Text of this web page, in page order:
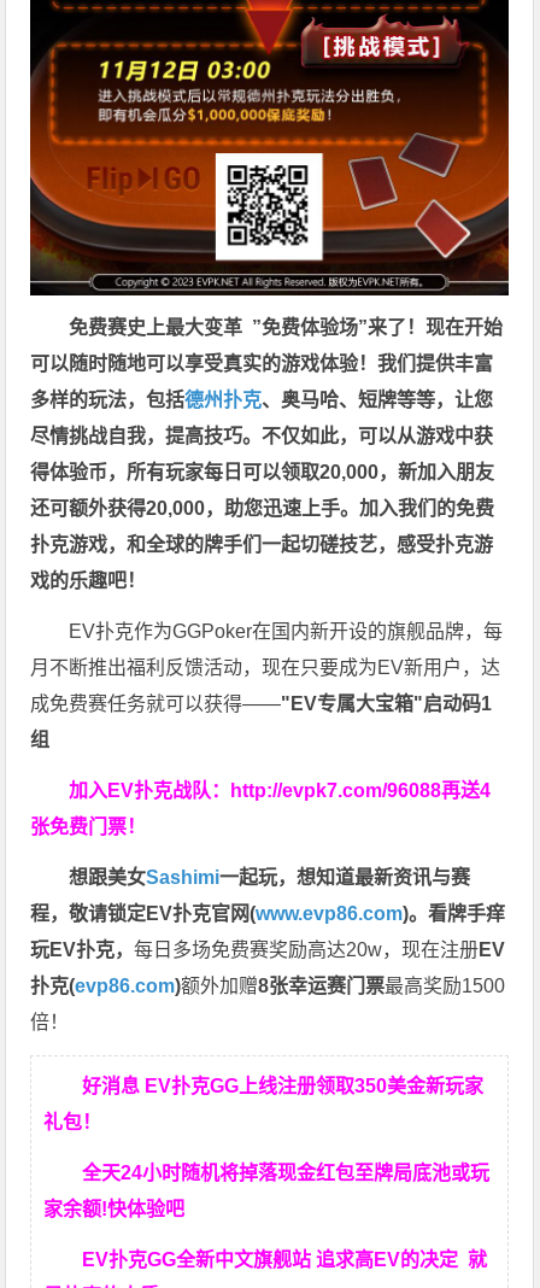
免费赛史上最大变革 ”免费体验场”来了！现在开始
可以随时随地可以享受真实的游戏体验！我们提供丰富
多样的玩法，包括德州扑克、奥马哈、短牌等等，让您
尽情挑战自我，提高技巧。不仅如此， 可以从游戏中获
得体验币，所有玩家每日可以领取20,000，新加入朋友
还可额外获得20,000，助您迅速上手。加入我们的免费
扑克游戏，和全球的牌手们一起切磋技艺，感受扑克游
戏的乐趣吧！
EV扑克作为GGPoker在国内新开设的旗舰品牌，每
月不断推出福利反馈活动，现在只要成为EV新用户，达
成免费赛任务就可以获得——"EV专属大宝箱"启动码1
组
加入EV扑克战队： http://evpk7.com/96088再送4
张免费门票！
想跟美女Sashimi一起玩，想知道最新资讯与赛
程，敬请锁定EV扑克官网(www.evp86.com)。看牌手痒
玩EV扑克，每日多场免费赛奖励高达20w，现在注册EV
扑克(evp86.com)额外加赠8张幸运赛门票最高奖励1500
倍！
好消息 EV扑克GG上线注册领取350美金新玩家
礼包！
全天24小时随机将掉落现金红包至牌局底池或玩
家余额!快体验吧
EV扑克GG全新中文旗舰站 追求高EV的决定就